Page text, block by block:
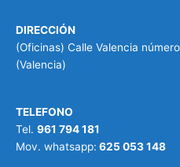
DIRECCIÓN
(Oficinas) Calle Valencia
(Valencia)
TELEFONO
Tel. 961 794 181
Mov. whatsapp: 625 053 148